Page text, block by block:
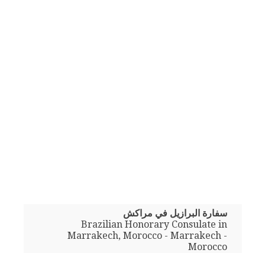
سفارة البرازيل في مراكش
Brazilian Honorary Consulate in
Marrakech, Morocco - Marrakech -
Morocco